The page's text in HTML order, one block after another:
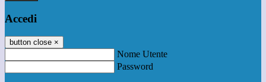
Accedi
button close ×
Nome Utente
Password